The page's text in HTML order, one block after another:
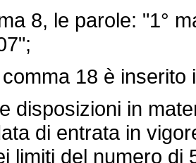
8, le parole: "1°
18 è inserito
in
di entrata in
limiti del numero